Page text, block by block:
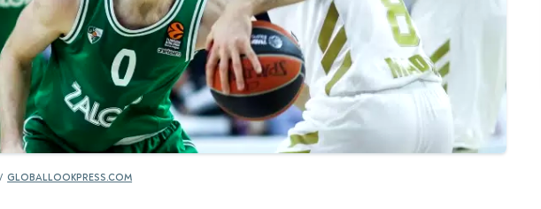
GLOBALLOOKPRESS.COM